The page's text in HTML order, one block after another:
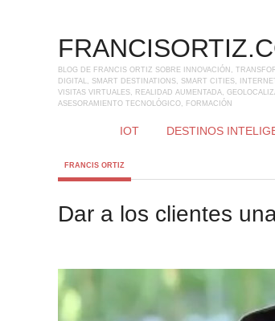
BLOG DE FRANCIS ORTIZ SOBRE INNOVACIÓN,
DIGITAL, SMART DESTINATIONS, SMART CITIES,
VISITAS VIRTUALES, REALIDAD AUMENTADA,
ASESORAMIENTO TECNOLÓGICO, FORMACIÓN
IOT DESTINOS
FRANCIS ORTIZ
Dar a los clientes